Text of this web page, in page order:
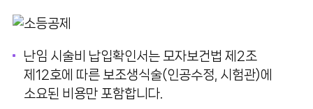
수술안내
주요전화번호
원내위치안내
난임 시술비 납입확인서는 모자보건법 제2조
제12호에 따른 보조생식술(인공수정, 시험관)에
소요된 비용만 포함합니다.